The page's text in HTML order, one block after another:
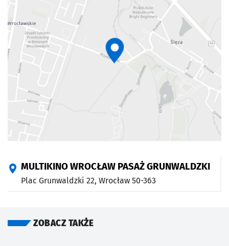
MULTIKINO WROCŁAW PASAŻ GRUNWALDZKI
Plac Grunwaldzki 22, Wrocław 50-363
ZOBACZ TAKŻE